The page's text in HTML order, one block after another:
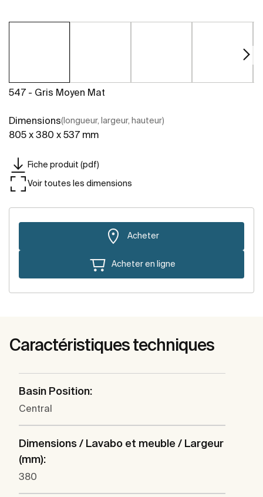
547 - Gris Moyen Mat
Dimensions(longueur, largeur, hauteur)
805 x 380 x 537 mm
Fiche produit (pdf)
Voir toutes les dimensions
Acheter
Acheter en ligne
Caractéristiques techniques
Basin Position:
Central
Dimensions / Lavabo et meuble / Largeur
(mm):
380